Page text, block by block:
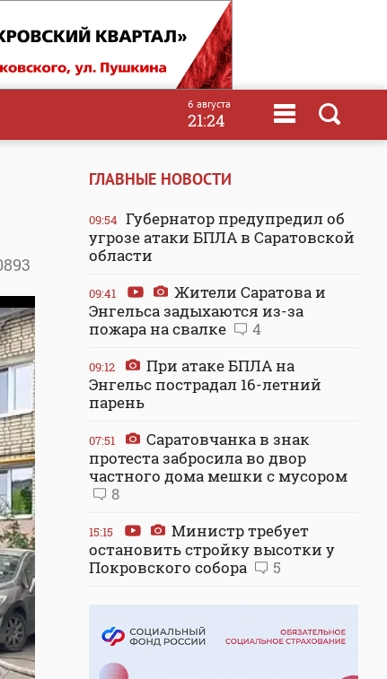
6 августа
21:24
ГЛАВНЫЕ НОВОСТИ
09:54 Губернатор предупредил об
угрозе атаки БПЛА в Саратовской
области
09:41
Жители Саратова и
Энгельса задыхаются из-за
пожара на свалке
4
09:12
При атаке БПЛА на
Энгельс пострадал 16-летний
парень
07:51
Саратовчанка в знак
протеста забросила во двор
частного дома мешки с мусором
8
15:15
Министр требует
остановить стройку высотки у
Покровского собора
5